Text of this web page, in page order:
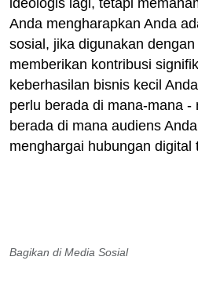
ideologis lagi, tetapi
Anda mengharapkan Anda
sosial, jika digunakan
memberikan kontribusi
keberhasilan bisnis kecil
perlu berada di mana-mana -
berada di mana audiens
menghargai hubungan digital
Bagikan di Media Sosial